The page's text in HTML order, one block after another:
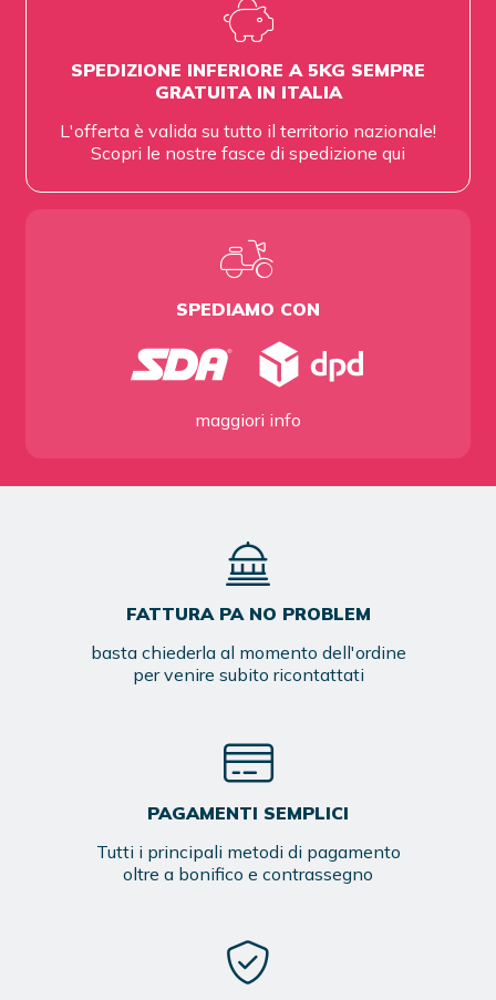
SPEDIZIONE INFERIORE A 5KG SEMPRE
GRATUITA IN ITALIA
L'offerta è valida su tutto il territorio nazionale!
Scopri le nostre fasce di spedizione qui
SPEDIAMO CON
maggiori info
FATTURA PA NO PROBLEM
basta chiederla al momento dell'ordine
per venire subito ricontattati
PAGAMENTI SEMPLICI
Tutti i principali metodi di pagamento
oltre a bonifico e contrassegno